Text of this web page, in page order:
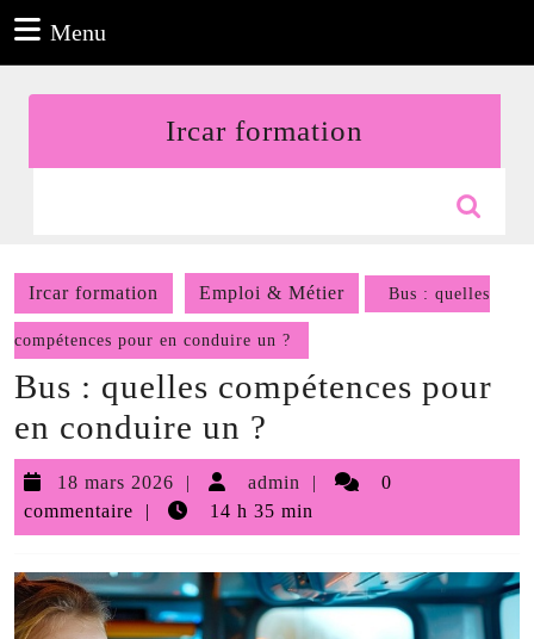
au
contenu
Menu
Ircar formation
Ircar formation Emploi & Métier Bus : quelles
compétences pour en conduire un ?
Bus : quelles compétences pour
en conduire un ?
18 mars 2026
18
mars
2026
admin admin 0
commentaire
14 h 35 min